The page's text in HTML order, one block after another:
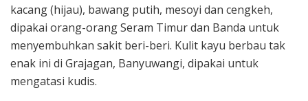
kacang (hijau), bawang putih, mesoyi dan cengkeh,
dipakai orang-orang Seram Timur dan Banda untuk
menyembuhkan sakit beri-beri. Kulit kayu berbau tak
enak ini di Grajagan, Banyuwangi, dipakai untuk
mengatasi kudis.